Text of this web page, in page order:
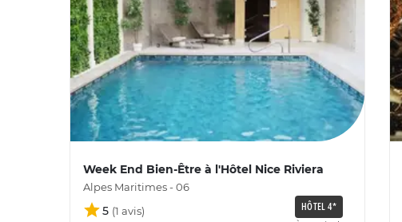
Week End Bien-Être à l'Hôtel Nice Riviera
Alpes Maritimes - 06
5 HÔTEL 4*